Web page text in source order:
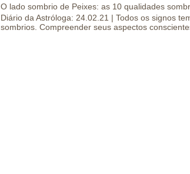
O lado sombrio de Peixes: as 10 qualidades
Diário da Astróloga: 24.02.21 | Todos os signos
sombrios. Compreender seus aspectos